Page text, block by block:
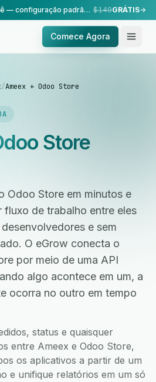
Configuração feita para você — configuração padrão, realizada pela nossa equipe. $149GRÁTIS
Comece Agora
/Ameex + Odoo Store
Store
Odoo Store em minutos e
fluxo de trabalho entre eles
e sem
O eGrow conecta o
por meio de uma API
algo acontece em um, a
ocorra no outro em tempo
status e quaisquer
entre Ameex e Odoo Store,
os aplicativos a partir de um
e unifique relatórios em um só